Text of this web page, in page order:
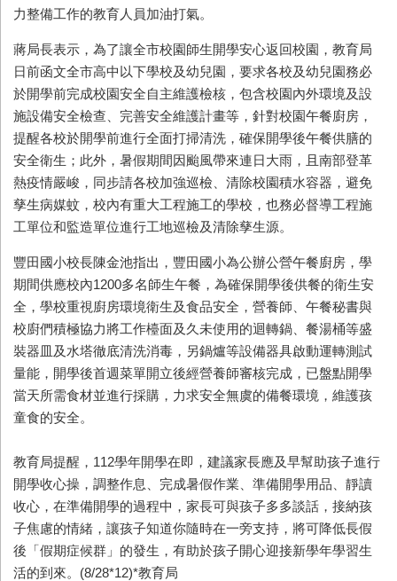
力整備工作的教育人員加油打氣。
蔣局長表示，為了讓全市校園師生開學安心返回校園，教育局
日前函文全市高中以下學校及幼兒園，要求各校及幼兒園務必
於開學前完成校園安全自主維護檢核，包含校園內外環境及設
施設備安全檢查、完善安全維護計畫等，針對校園午餐廚房，
提醒各校於開學前進行全面打掃清洗，確保開學後午餐供膳的
安全衛生；此外，暑假期間因颱風帶來連日大雨，且南部登革
熱疫情嚴峻，同步請各校加強巡檢、清除校園積水容器，避免
孳生病媒蚊，校內有重大工程施工的學校，也務必督導工程施
工單位和監造單位進行工地巡檢及清除孳生源。
豐田國小校長陳金池指出，豐田國小為公辦公營午餐廚房，學
期間供應校內1200多名師生午餐，為確保開學後供餐的衛生安
全，學校重視廚房環境衛生及食品安全，營養師、午餐秘書與
校廚們積極協力將工作檯面及久未使用的迴轉鍋、餐湯桶等盛
裝器皿及水塔徹底清洗消毒，另鍋爐等設備器具啟動運轉測試
量能，開學後首週菜單開立後經營養師審核完成，已盤點開學
當天所需食材並進行採購，力求安全無虞的備餐環境，維護孩
童食的安全。
教育局提醒，112學年開學在即，建議家長應及早幫助孩子進行
開學收心操，調整作息、完成暑假作業、準備開學用品、靜讀
收心，在準備開學的過程中，家長可與孩子多多談話，接納孩
子焦慮的情緒，讓孩子知道你隨時在一旁支持，將可降低長假
後「假期症候群」的發生，有助於孩子開心迎接新學年學習生
活的到來。(8/28*12)*教育局